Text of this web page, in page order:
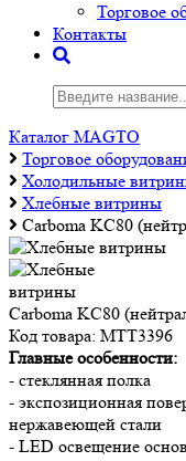
Торговое
Контакты
Каталог MAGTO
Торговое
Холодильные
Хлебные витрины
Carboma KC80
Carboma KC80
Код товара: МТТ3396
Главные особенности:
- стеклянная полка
- экспозиционная
нержавеющей стали
- LED освещение